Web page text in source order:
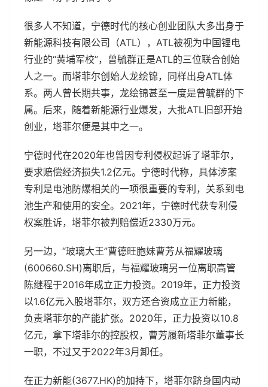
很多人不知道，宁德时代的核心创业团队大多出身于
新能源科技有限公司（ATL），ATL被视为中国锂电
行业的“黄埔军校”，曾毓群正是ATL的三位联合创始
人之一。而塔菲尔创始人龙绘锦，同样出身ATL体
系。两人曾长期共事，龙绘锦甚至一度是曾毓群的下
属。后来，随着新能源行业爆发，大批ATL旧部开始
创业，塔菲尔便是其中之一。
宁德时代在2020年也曾因专利侵权起诉了塔菲尔，
要求赔偿经济损失1.2亿元。宁德时代称，具体涉案
专利是电池防爆相关的一项很重要的专利，关系到电
池生产和使用的安全。2021年，宁德时代获专利侵
权案胜诉，塔菲尔被判赔偿近2330万元。
另一边，“玻璃大王”曹德旺胞妹曹芳从福耀玻璃
(600660.SH)离职后，与福耀玻璃另一位离职高管
陈继程于2016年成立正力投资。2019年，正力投资
以1.6亿元入股塔菲尔，双方还合资成立正力新能，
负责塔菲尔的产能扩张。2020年，正力投资以10.8
亿元，拿下塔菲尔的控股权，曹芳履新塔菲尔董事长
一职，不过又于2022年3月卸任。
在正力新能(3677.HK)的加持下，塔菲尔跻身国内动